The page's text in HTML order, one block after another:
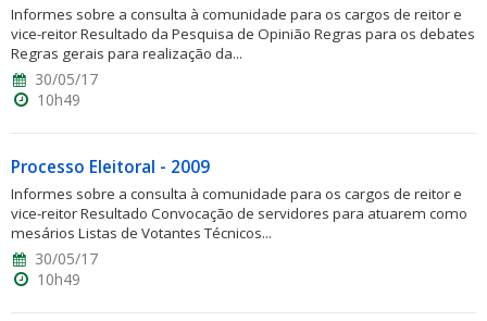
Informes sobre a consulta à comunidade para os cargos de reitor e
vice-reitor Resultado da Pesquisa de Opinião Regras para os debates
Regras gerais para realização da...
30/05/17
10h49
Processo Eleitoral - 2009
Informes sobre a consulta à comunidade para os cargos de reitor e
vice-reitor Resultado Convocação de servidores para atuarem como
mesários Listas de Votantes Técnicos...
30/05/17
10h49